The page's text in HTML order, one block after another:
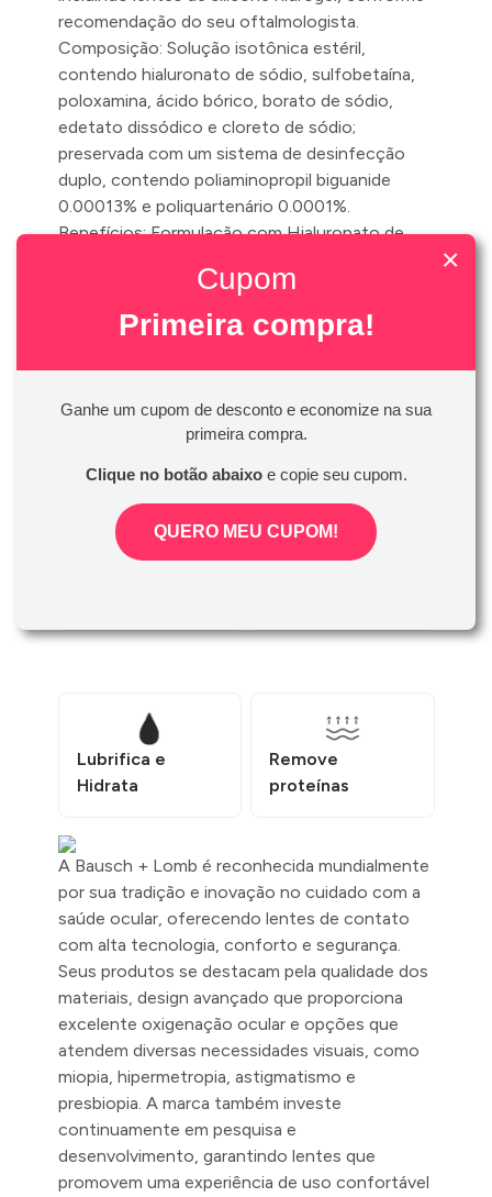
recomendação do seu oftalmologista.
Composição: Solução isotônica estéril,
contendo hialuronato de sódio, sulfobetaína,
poloxamina, ácido bórico, borato de sódio,
edetato dissódico e cloreto de sódio;
preservada com um sistema de desinfecção
duplo, contendo poliaminopropil biguanide
0.00013% e poliquartenário 0.0001%.
Benefícios: Formulação com Hialuronato de
saudável, que proporciona conforto por até 20
horas; Ajuda a prevenir a desnaturação de
proteínas da lágrima, mantendo as lentes limpas
das lentes.
Frasco com 300ml
Lubrifica e
Hidrata
Remove
proteínas
A Bausch + Lomb é reconhecida mundialmente
por sua tradição e inovação no cuidado com a
saúde ocular, oferecendo lentes de contato
com alta tecnologia, conforto e segurança.
Seus produtos se destacam pela qualidade dos
materiais, design avançado que proporciona
excelente oxigenação ocular e opções que
atendem diversas necessidades visuais, como
miopia, hipermetropia, astigmatismo e
presbiopia. A marca também investe
continuamente em pesquisa e
desenvolvimento, garantindo lentes que
promovem uma experiência de uso confortável
×
Cupom
Primeira compra!
Ganhe um cupom de desconto e economize na sua
primeira compra.
Clique no botão abaixoe copie seu cupom.
QUERO MEU CUPOM!